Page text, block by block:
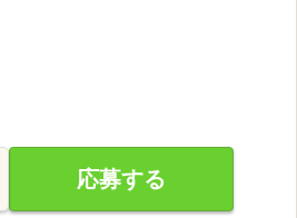
応募する